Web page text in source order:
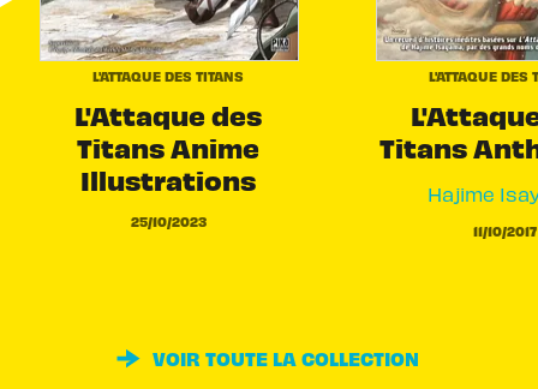
L'ATTAQUE DES TITANS
L'Attaque des
Titans Anime
Illustrations
25/10/2023
L'ATTAQUE DES
Titans
Hajime
11/10/2017
VOIR TOUTE LA COLLECTION